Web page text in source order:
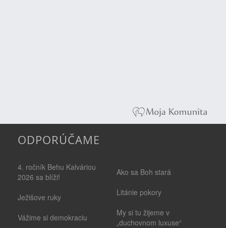
ODPORÚČAME
4. ročník Behu Kalváriou
2026 sa blíži!
Ježišove ruky
Vážime si demokraciu
Ako sa Boh stará
Litánie pokory
My si tu žijeme v
„duchovnom luxuse“